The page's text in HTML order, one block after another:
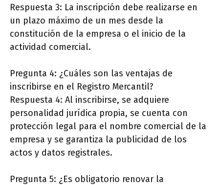
Respuesta 3: La inscripción debe realizarse en
un plazo máximo de un mes desde la
constitución de la empresa o el inicio de la
actividad comercial.
Pregunta 4: ¿Cuáles son las ventajas de
inscribirse en el Registro Mercantil?
Respuesta 4: Al inscribirse, se adquiere
personalidad jurídica propia, se cuenta con
protección legal para el nombre comercial de la
empresa y se garantiza la publicidad de los
actos y datos registrales.
Pregunta 5: ¿Es obligatorio renovar la